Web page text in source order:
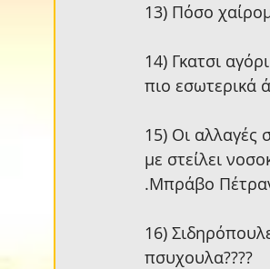
13) Πόσο
14) Γκατσι
πιο εσωτερικά
15) Οι αλλαγές
με στείλει
.Μπράβο
16)
πσυχουλα????